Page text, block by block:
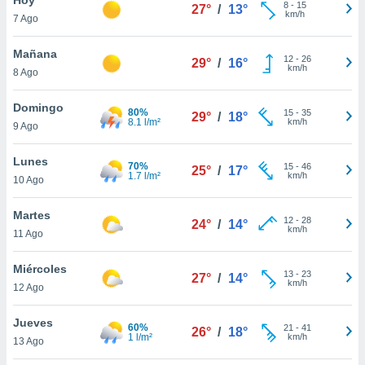
en
más
nuestra
de
cookies
aceptar
7 Ago
27° / 13° 8- 15
km/h
Mañana
8 Ago
29° / 16° 12- 26
km/h
Domingo
9 Ago
80%
8.1 l/m²
29° / 18° 15- 35
km/h
Lunes
10 Ago
70%
1.7 l/m²
25° / 17° 15- 46
km/h
Martes
11 Ago
24° / 14° 12- 28
km/h
Miércoles
12 Ago
27° / 14° 13- 23
km/h
Jueves
13 Ago
60%
1 l/m²
26° / 18° 21 - 41
km/h